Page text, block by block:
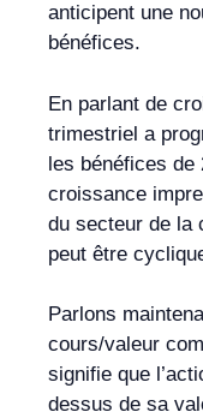
anticipent une
bénéfices.
En parlant de
trimestriel a
les bénéfices de
croissance
du secteur de la
peut être
Parlons
cours/valeur
signifie que
dessus de sa